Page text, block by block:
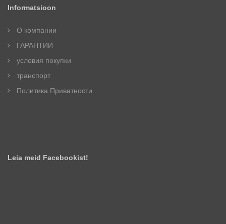
Informatsioon
О компании
ГАРАНТИИ
условия покупки
транспорт
Политика Приватности
Leia meid Facebookist!